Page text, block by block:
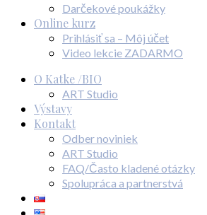
Darčekové poukážky
Online kurz
Prihlásiť sa – Môj účet
Video lekcie ZADARMO
O Katke /BIO
ART Studio
Výstavy
Kontakt
Odber noviniek
ART Studio
FAQ/Často kladené otázky
Spolupráca a partnerstvá